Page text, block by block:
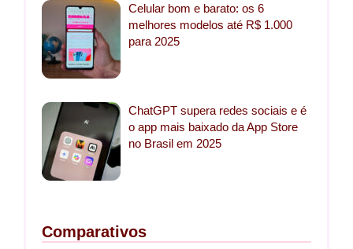
Celular bom e barato: os 6
melhores modelos até R$ 1.000
para 2025
ChatGPT supera redes sociais e é
o app mais baixado da App Store
no Brasil em 2025
Comparativos